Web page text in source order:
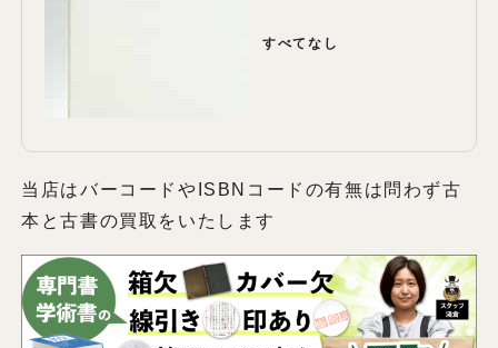
すべてなし
当店はバーコードやISBNコードの有無は問わず古
本と古書の買取をいたします